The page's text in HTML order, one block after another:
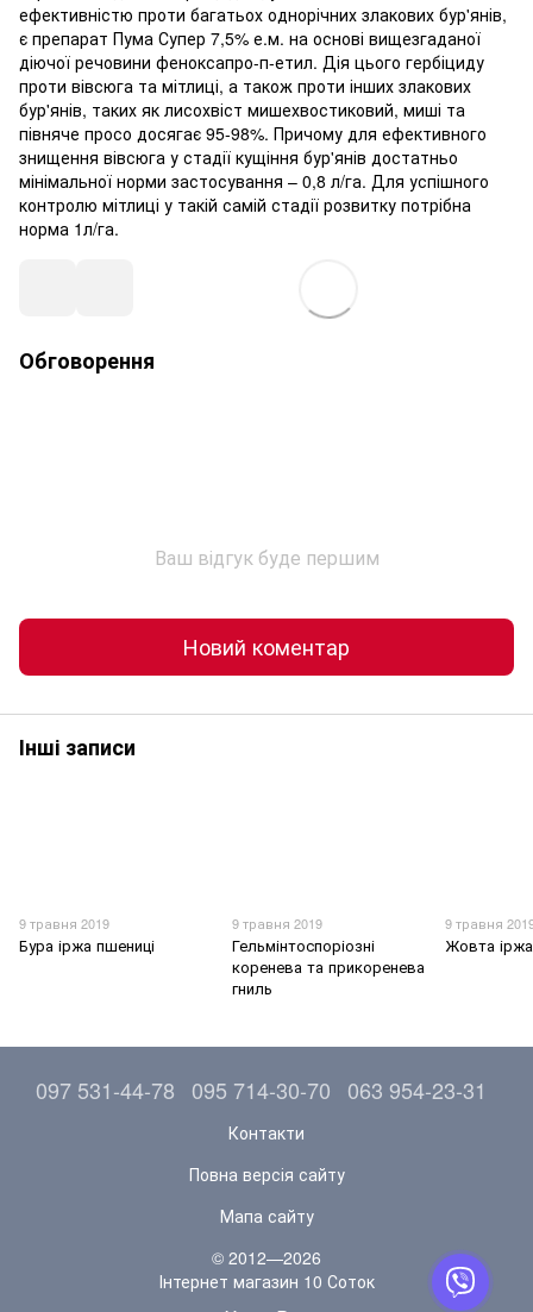
ефективністю проти багатьох однорічних злакових бур'янів,
є препарат Пума Супер 7,5% е.м. на основі вищезгаданої
діючої речовини феноксапро-п-етил. Дія цього гербіциду
проти вівсюга та мітлиці, а також проти інших злакових
бур'янів, таких як лисохвіст мишехвостиковий, миші та
півняче просо досягає 95-98%. Причому для ефективного
знищення вівсюга у стадії кущіння бур'янів достатньо
мінімальної норми застосування – 0,8 л/га. Для успішного
контролю мітлиці у такій самій стадії розвитку потрібна
норма 1л/га.
Обговорення
Ваш відгук буде першим
Новий коментар
Інші записи
9 травня 2019
Бура іржа пшениці
9 травня 2019
Гельмінтоспоріозні
коренева та прикоренева
гниль
9 травня
Жовта
097 531-44-78 095 714-30-70 063 954-23-31
Контакти
Повна версія сайту
Мапа сайту
© 2012—2026
Інтернет магазин 10 Соток